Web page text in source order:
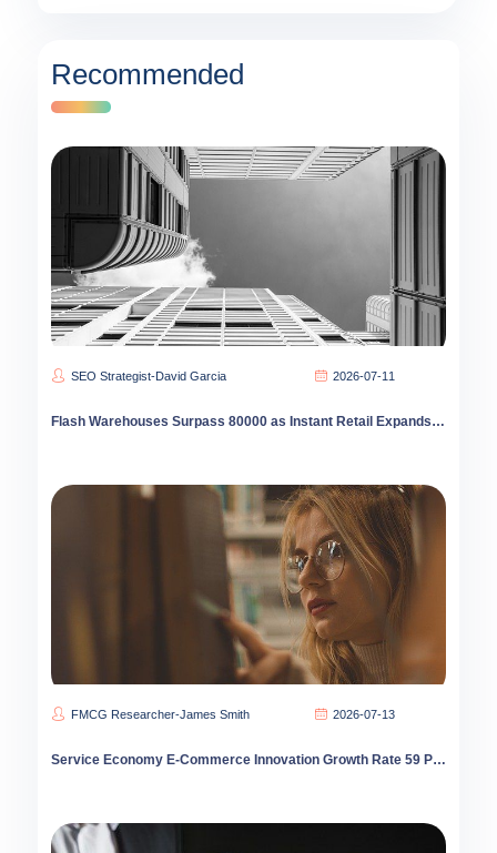
Recommended
SEO Strategist-David Garcia 2026-07-11
Flash Warehouses Surpass 80000 as Instant Retail Expands into Lower-Tier China
FMCG Researcher-James Smith 2026-07-13
Service Economy E-Commerce Innovation Growth Rate 59 Percent 2026